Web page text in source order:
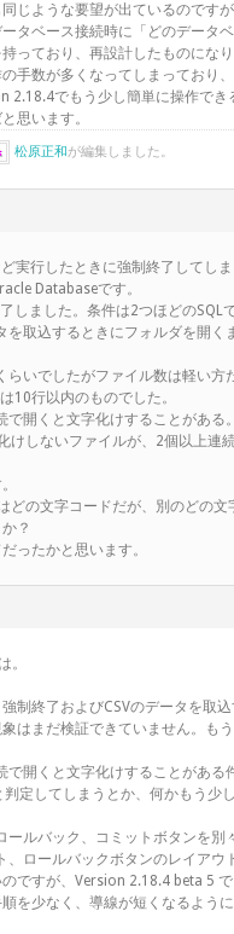
じような要望が出ているのです
タベース接続時に「どのデータ
っており、再設計したものにな
手数が多くなってしまっており
2.18.4でもう少し簡単に操作でき
思います。
松原正和が編集しました。
ど実行したときに強制終了してし
Databaseです。
しました。条件は2つほどのSQLで
を取込するときにフォルダを開く
らいでしたがファイル数は軽い方
10行以内のものでした。
で開くと文字化けすることがある
けしないファイルが、2個以上連
どの文字コードだが、別のどの文
？
ったかと思います。
。
制終了およびCSVのデータを取
はまだ検証できていません。もう
で開くと文字化けすることがある
判定してしまうとか、何かもう少
ールバック、コミットボタンを別
、ロールバックボタンのレイアウ
ですが、Version 2.18.4 beta 5
を少なく、導線が短くなるよう